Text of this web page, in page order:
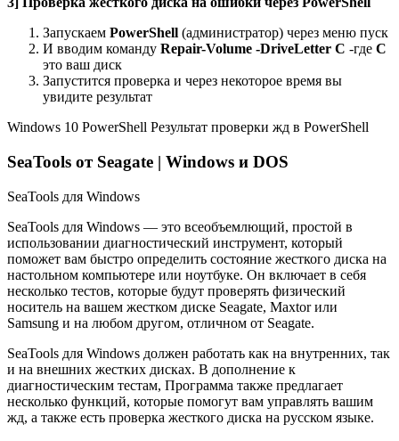
Запускаем PowerShell (администратор) через меню пуск
И вводим команду Repair-Volume -DriveLetter C -где C
это ваш диск
Запустится проверка и через некоторое время вы
увидите результат
Windows 10 PowerShell Результат проверки жд в PowerShell
SeaTools от Seagate | Windows и DOS
SeaTools для Windows
SeaTools для Windows — это всеобъемлющий, простой в
использовании диагностический инструмент, который
поможет вам быстро определить состояние жесткого диска на
настольном компьютере или ноутбуке. Он включает в себя
несколько тестов, которые будут проверять физический
носитель на вашем жестком диске Seagate, Maxtor или
Samsung и на любом другом, отличном от Seagate.
SeaTools для Windows должен работать как на внутренних, так
и на внешних жестких дисках. В дополнение к
диагностическим тестам, Программа также предлагает
несколько функций, которые помогут вам управлять вашим
жд, а также есть проверка жесткого диска на русском языке.